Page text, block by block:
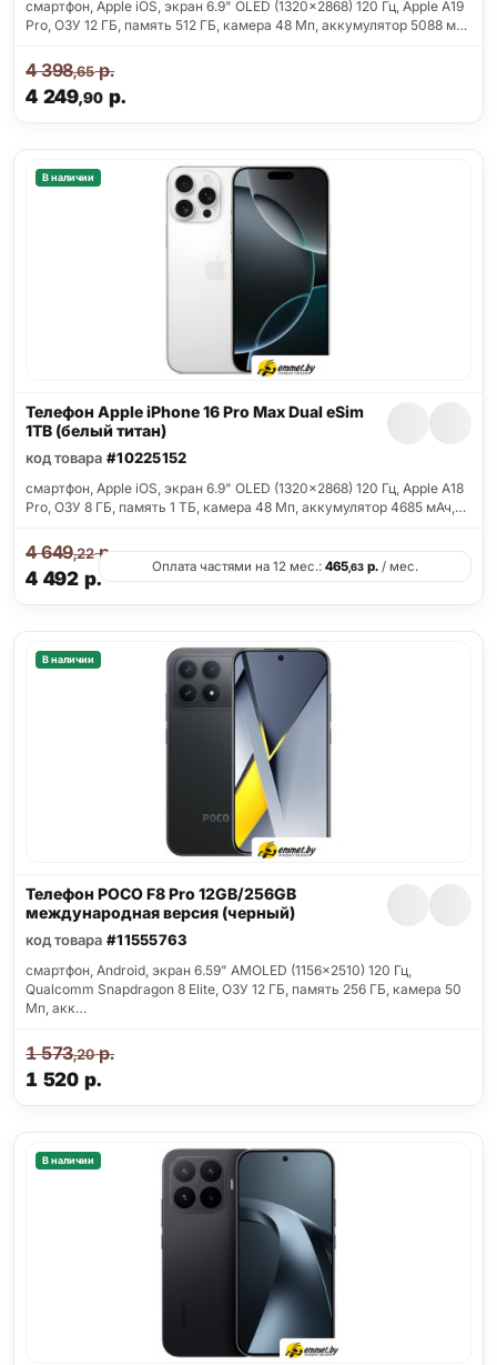
смартфон, Apple iOS, экран 6.9" OLED (1320x2868) 120 Гц, Apple A19
Pro, ОЗУ 12 ГБ, память 512 ГБ, камера 48 Мп, аккумулятор 5088 м…
4 249,90 р.
4 398,65р.
В наличии
Телефон Apple iPhone 16 Pro Max Dual eSim
1TB (белый титан)
код товара #10225152
смартфон, Apple iOS, экран 6.9" OLED (1320x2868) 120 Гц, Apple A18
Pro, ОЗУ 8 ГБ, память 1 ТБ, камера 48 Мп, аккумулятор 4685 мАч,…
4 492 р.
4 649,22р.
Оплата частями на 12 мес.: 465,63 р. / мес.
В наличии
Телефон POCO F8 Pro 12GB/256GB
международная версия (черный)
код товара #11555763
смартфон, Android, экран 6.59" AMOLED (1156x2510) 120 Гц,
Qualcomm Snapdragon 8 Elite, ОЗУ 12 ГБ, память 256 ГБ, камера 50
Мп, акк…
1 520 р.
1 573,20р.
В наличии